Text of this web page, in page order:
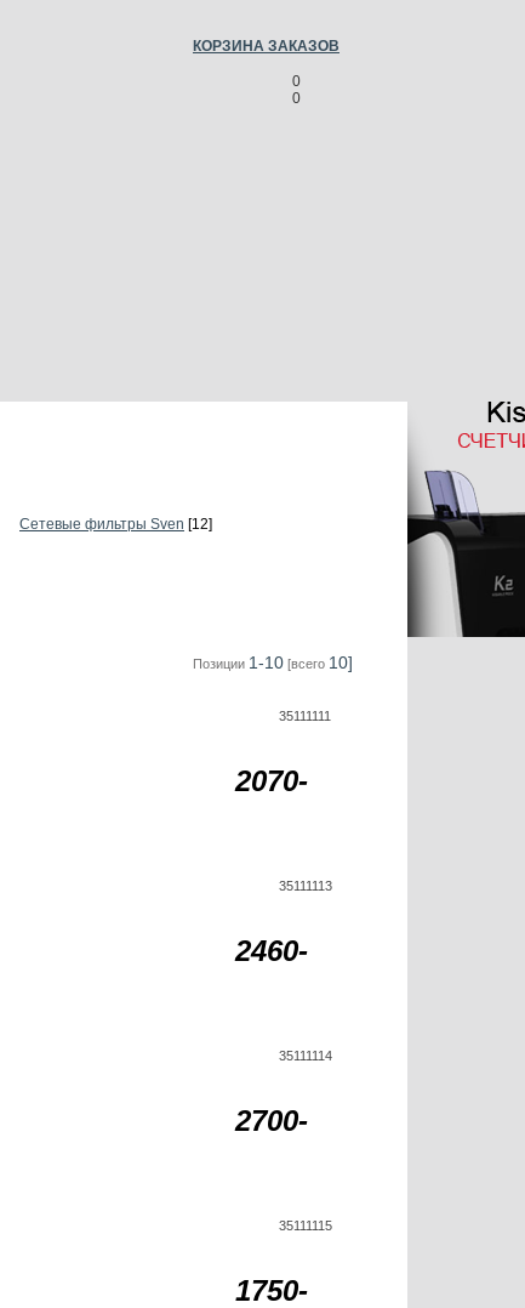
0
0
КОРЗИНА ЗАКАЗОВ
Сетевые фильтры Sven [12]
Позиции 1-10 [всего 10]
35111111
2070-
35111113
2460-
35111114
2700-
35111115
1750-